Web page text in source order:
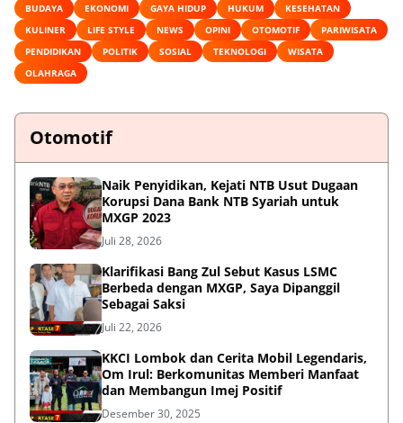
BUDAYA EKONOMI GAYA HIDUP HUKUM
KESEHATAN
KULINER
LIFE STYLE NEWS OPINI OTOMOTIF
PARIWISATA
PENDIDIKAN
POLITIK SOSIAL TEKNOLOGI
WISATA
OLAHRAGA
Otomotif
Naik Penyidikan, Kejati NTB Usut Dugaan
Korupsi Dana Bank NTB Syariah untuk
MXGP 2023
Juli 28, 2026
Klarifikasi Bang Zul Sebut Kasus LSMC
Berbeda dengan MXGP, Saya Dipanggil
Sebagai Saksi
Juli 22, 2026
KKCI Lombok dan Cerita Mobil Legendaris,
Om Irul: Berkomunitas Memberi Manfaat
dan Membangun Imej Positif
Desember 30, 2025